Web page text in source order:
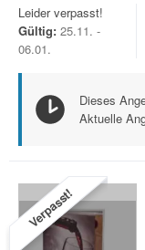
Leider verpasst!
Gültig: 25.11. -
06.01.
Dieses
Aktuelle
Verpasst!